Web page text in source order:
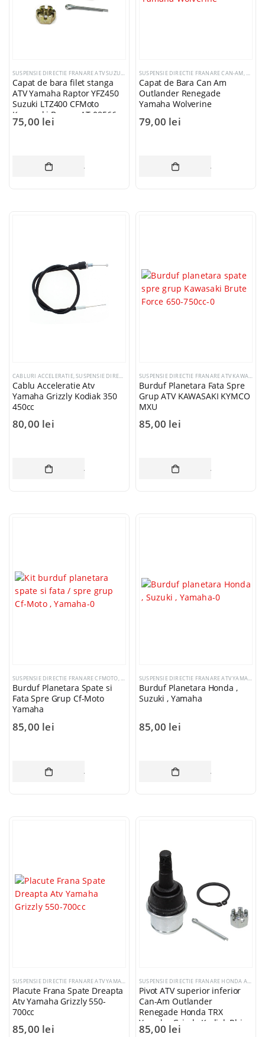
SUSPENSIE DIRECTIE FRANARE ATV SUZUKI SUSPENSIE DIRECTIE FRANARE ATV KAWASAKI
Capat de bara filet stanga
ATV Yamaha Raptor YFZ450
Suzuki LTZ400 CFMoto
Kawasaki Bronco AT-08566
75,00 lei
ADAUGĂ ÎN COȘ
SUSPENSIE DIRECTIE FRANARE CAN-AM,
Capat de Bara Can Am
Outlander Renegade
Yamaha Wolverine
79,00 lei
ADAUGĂ ÎN COȘ
CABLURI ACCELERATIE,SUSPENSIE DIRECTIE FRANARE ATV YAMAHA
Cablu Acceleratie Atv
Yamaha Grizzly Kodiak 350
450cc
80,00 lei
ADAUGĂ ÎN COȘ
SUSPENSIE DIRECTIE FRANARE ATV KAWASAKI
Burduf Planetara Fata Spre
Grup ATV KAWASAKI KYMCO
MXU
85,00 lei
ADAUGĂ ÎN COȘ
SUSPENSIE DIRECTIE FRANARE CFMOTO,SUSPENSIE DIRECTIE FRANARE HONDA ATV,
Burduf Planetara Spate si
Fata Spre Grup Cf-Moto
Yamaha
85,00 lei
ADAUGĂ ÎN COȘ
SUSPENSIE DIRECTIE FRANARE ATV YAMAHA
Burduf Planetara Honda ,
Suzuki , Yamaha
85,00 lei
ADAUGĂ ÎN COȘ
Placute Frana Spate Dreapta
Atv Yamaha Grizzly 550-
700cc
85,00 lei
Pivot ATV superior inferior
Can-Am Outlander
Renegade Honda TRX
Yamaha Grizzly Kodiak Rhino
85,00 lei